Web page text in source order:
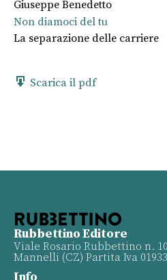
Giuseppe Benedetto
Non diamoci del tu
La separazione delle carriere
Scarica il pdf
Rubbettino Editore
Viale Rosario Rubbettino n.
Mannelli (CZ) Partita Iva